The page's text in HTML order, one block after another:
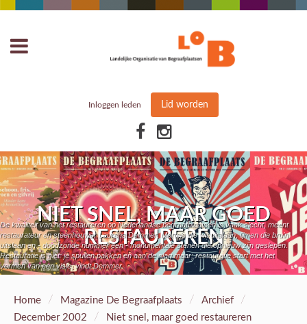
Inloggen leden Lid worden
NIET SNEL, MAAR GOED
RESTAUREREN
De kwaliteit van het restaureren op Nederlandse begraafplaatsen is vaak slecht, meent
restaurateur en steenhouwer Laurens Demmer. Mortels die wit uitslaan, lijmen die bruin
uitslaan en - doodzonde nummer een - monumentale stenen die opnieuw zijn geslepen.
Restauratie is niet: je spullen pakken en aan de slag maar; restauratie start met het
vormen van een visie, vindt Demmer.
Home / Magazine De Begraafplaats / Archief /
December 2002 / Niet snel, maar goed restaureren